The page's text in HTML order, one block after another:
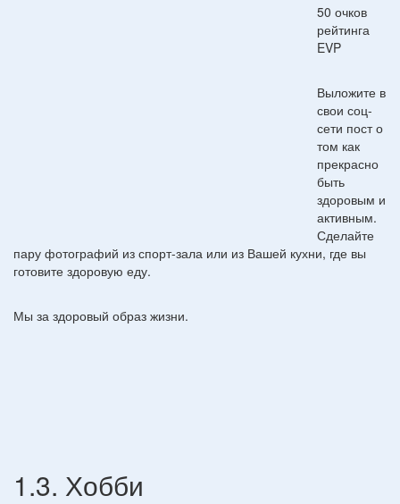
50 очков
рейтинга
EVP
Выложите в
свои соц-
сети пост о
том как
прекрасно
быть
здоровым и
активным.
Сделайте
пару фотографий из спорт-зала или из Вашей кухни, где вы
готовите здоровую еду.
Мы за здоровый образ жизни.
1.3. Хобби